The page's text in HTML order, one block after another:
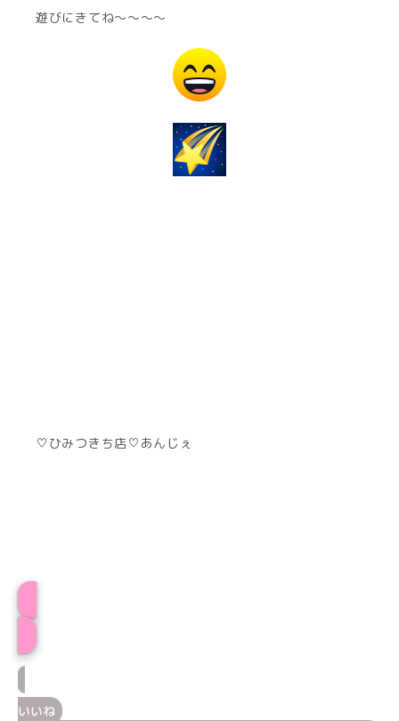
遊びにきてね～～～～
♡ひみつきち店♡あんじぇ
いいね